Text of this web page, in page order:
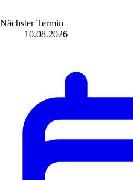
Nächster Termin
10.08.2026